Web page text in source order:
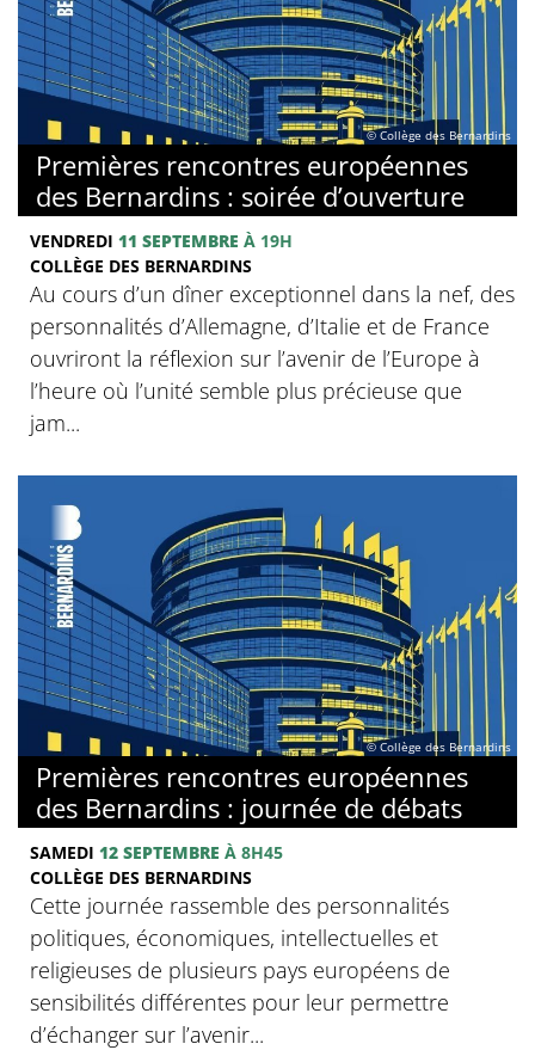
© Collège des Bernardins
Premières rencontres européennes
des Bernardins : soirée d’ouverture
VENDREDI 11 SEPTEMBRE À 19H
COLLÈGE DES BERNARDINS
Au cours d’un dîner exceptionnel dans la nef, des
personnalités d’Allemagne, d’Italie et de France
ouvriront la réflexion sur l’avenir de l’Europe à
l’heure où l’unité semble plus précieuse que
jam...
© Collège des Bernardins
Premières rencontres européennes
des Bernardins : journée de débats
SAMEDI 12 SEPTEMBRE À 8H45
COLLÈGE DES BERNARDINS
Cette journée rassemble des personnalités
politiques, économiques, intellectuelles et
religieuses de plusieurs pays européens de
sensibilités différentes pour leur permettre
d’échanger sur l’avenir...